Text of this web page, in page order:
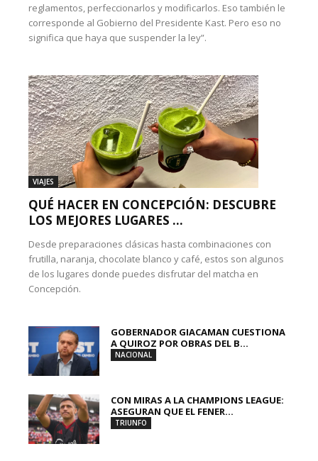
reglamentos, perfeccionarlos y modificarlos. Eso también le
corresponde al Gobierno del Presidente Kast. Pero eso no
significa que haya que suspender la ley”.
VIAJES
QUÉ HACER EN CONCEPCIÓN: DESCUBRE
LOS MEJORES LUGARES ...
Desde preparaciones clásicas hasta combinaciones con
frutilla, naranja, chocolate blanco y café, estos son algunos
de los lugares donde puedes disfrutar del matcha en
Concepción.
GOBERNADOR GIACAMAN CUESTIONA
A QUIROZ POR OBRAS DEL B...
NACIONAL
CON MIRAS A LA CHAMPIONS LEAGUE:
ASEGURAN QUE EL FENER...
TRIUNFO